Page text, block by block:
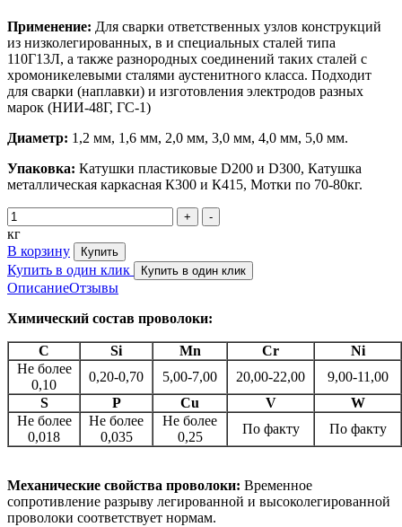
Применение: Для сварки ответственных узлов конструкций
из низколегированных, в и специальных сталей типа
110Г13Л, а также разнородных соединений таких сталей с
хромоникелевыми сталями аустенитного класса. Подходит
для сварки (наплавки) и изготовления электродов разных
марок (НИИ-48Г, ГС-1)
Диаметр: 1,2 мм, 1,6 мм, 2,0 мм, 3,0 мм, 4,0 мм, 5,0 мм.
Упаковка: Катушки пластиковые D200 и D300, Катушка
металлическая каркасная К300 и К415, Мотки по 70-80кг.
+ -
кг
В корзину
Купить в один клик
ОписаниеОтзывы
Химический состав проволоки:
С Si Mn Cr
Ni
Не более
0,10
0,20-0,70 5,00-7,00 20,00-22,00
9,00-11,00
S
P Cu V
W
Не более
0,018
Не более
0,035
Не более
0,25
По факту По факту
Механические свойства проволоки: Временное
сопротивление разрыву легированной и высоколегированной
проволоки соответствует нормам.